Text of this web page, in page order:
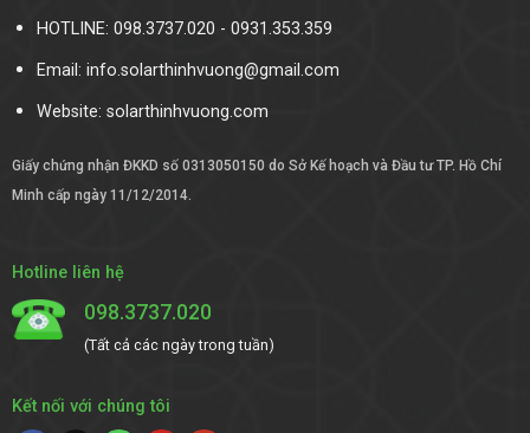
HOTLINE: 098.3737.020 - 0931.353.359
Email: info.solarthinhvuong@gmail.com
Website: solarthinhvuong.com
Giấy chứng nhận ĐKKD số 0313050150 do Sở Kế hoạch và Đầu tư TP. Hồ Chí
Minh cấp ngày 11/12/2014.
Hotline liên hệ
098.3737.020
(Tất cả các ngày trong tuần)
Kết nối với chúng tôi